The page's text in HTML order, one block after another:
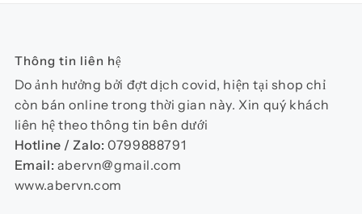
Thông tin liên hệ
Do ảnh hưởng bởi đợt dịch covid, hiện tại shop chỉ
còn bán online trong thời gian này. Xin quý khách
liên hệ theo thông tin bên dưới
Hotline / Zalo:0799888791
Email: abervn@gmail.com
www.abervn.com